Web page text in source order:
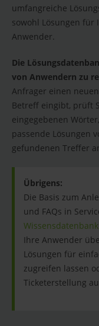
umfangreiche
sowohl Lösungen für
Anwender.
Die
von Anwendern zu
Anfrager einen
Betreff eingibt, prüft
eingegebenen
passende Lösungen
gefundenen Treffer
Übrigens:
Die Basis zum
und FAQs in
Ihre Anwender
Lösungen für
zugreifen lassen
Ticketerstellung